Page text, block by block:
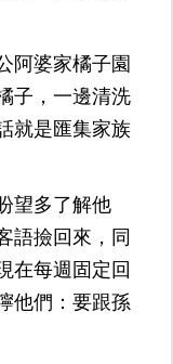
阿婆家橘子園
子，一邊清洗
就是匯集家族
望多了解他
語撿回來，同
在每週固定回
他們：要跟孫